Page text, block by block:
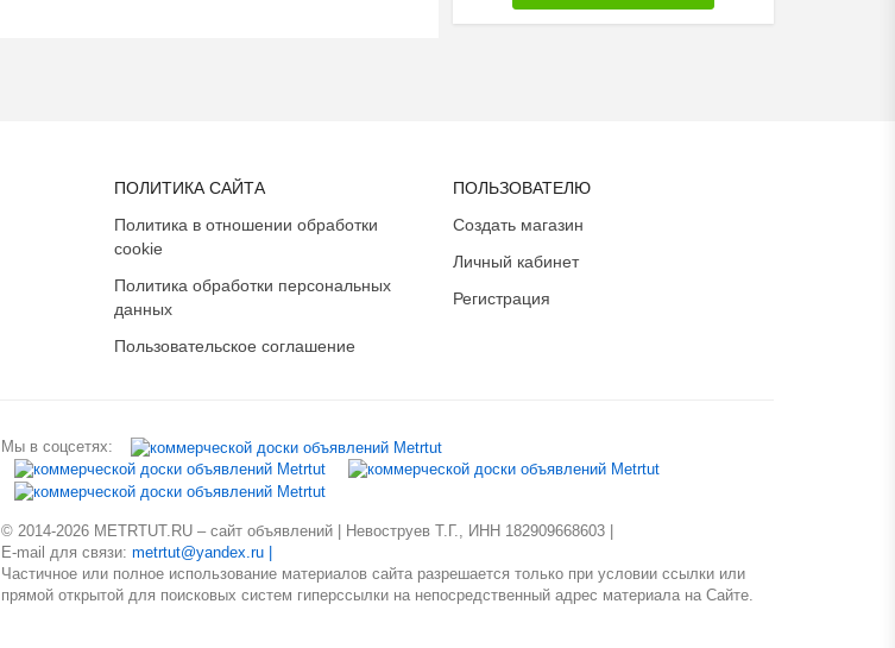
ПОЛИТИКА САЙТА
Политика в отношении обработки
cookie
Политика обработки персональных
данных
Пользовательское соглашение
ПОЛЬЗОВАТЕЛЮ
Создать магазин
Личный кабинет
Регистрация
Мы в соцсетях:
© 2014-2026 METRTUT.RU – сайт объявлений | Невоструев Т.Г., ИНН 182909668603 |
E-mail для связи: metrtut@yandex.ru |
Частичное или полное использование материалов сайта разрешается только при условии ссылки или
прямой открытой для поисковых систем гиперссылки на непосредственный адрес материала на Сайте.